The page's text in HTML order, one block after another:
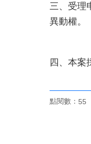
三、受理
異動權。
四、本案
點閱數： 55